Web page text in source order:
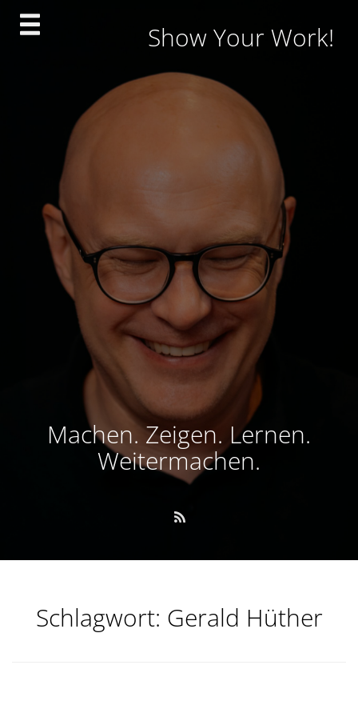
Skip
Show Your Work!
Machen. Zeigen. Lernen.
Weitermachen.
Schlagwort: Gerald Hüther